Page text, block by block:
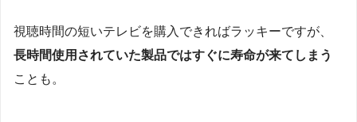
視聴時間の短いテレビを購入できればラッキーですが、
長時間使用されていた製品ではすぐに寿命が来てしまう
ことも。